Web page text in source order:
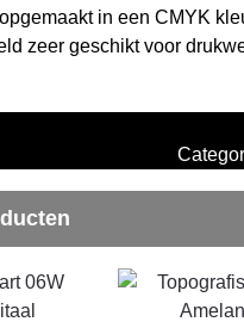
in een CMYK
zeer geschikt voor